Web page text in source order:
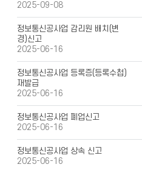
2025-09-08
정보통신공사업 감리원 배치(변
경)신고
2025-06-16
정보통신공사업 등록증(등록수첩)
재발급
2025-06-16
정보통신공사업 폐업신고
2025-06-16
정보통신공사업 상속 신고
2025-06-16